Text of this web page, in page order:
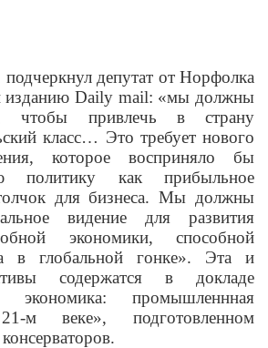
подчеркнул депутат от Норфолка
Daily mail: «мы должны
чтобы привлечь в страну
класс… Это требует нового
которое восприняло бы
политику как прибыльное
для бизнеса. Мы должны
видение для развития
экономики, способной
в глобальной гонке». Эта и
содержатся в докладе
экономика: промышленнная
м веке», подготовленном